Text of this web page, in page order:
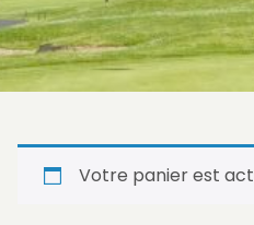
Votre panier est